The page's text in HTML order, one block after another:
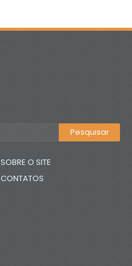
SOBRE O SITE
CONTATOS